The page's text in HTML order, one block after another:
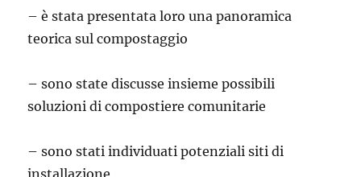
– è stata presentata loro una panoramica
teorica sul compostaggio
– sono state discusse insieme possibili
soluzioni di compostiere comunitarie
– sono stati individuati potenziali siti di